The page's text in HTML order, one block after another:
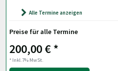
Alle Termine anzeigen
Preise für alle Termine
200,00 € *
* Inkl.7% MwSt.